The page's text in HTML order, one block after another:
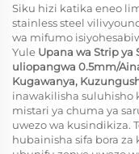
Siku hizi katika eneo
stainless steel
wa mifumo
Yule Upana wa Strip ya
uliopangwa 0.5mm/
Kugawanya,
inawakilisha suluhisho
mistari ya chuma ya
uwezo wa kusindikiza.
hubainisha sifa bora